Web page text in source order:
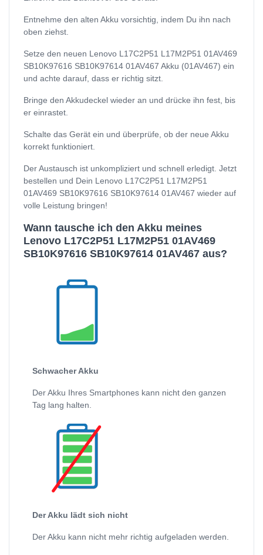
Entnehme den alten Akku vorsichtig, indem Du ihn nach
oben ziehst.
Setze den neuen Lenovo L17C2P51 L17M2P51 01AV469
SB10K97616 SB10K97614 01AV467 Akku (01AV467) ein
und achte darauf, dass er richtig sitzt.
Bringe den Akkudeckel wieder an und drücke ihn fest, bis
er einrastet.
Schalte das Gerät ein und überprüfe, ob der neue Akku
korrekt funktioniert.
Der Austausch ist unkompliziert und schnell erledigt. Jetzt
bestellen und Dein Lenovo L17C2P51 L17M2P51
01AV469 SB10K97616 SB10K97614 01AV467 wieder auf
volle Leistung bringen!
Wann tausche ich den Akku meines
Lenovo L17C2P51 L17M2P51 01AV469
SB10K97616 SB10K97614 01AV467 aus?
Schwacher Akku
Der Akku Ihres Smartphones kann nicht den ganzen
Tag lang halten.
Der Akku lädt sich nicht
Der Akku kann nicht mehr richtig aufgeladen werden.